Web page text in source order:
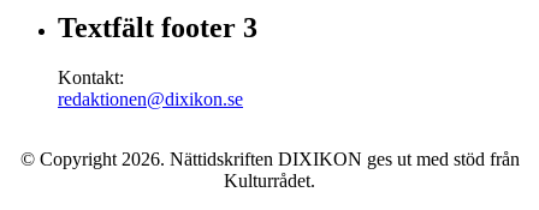
Textfält footer 3
Kontakt:
redaktionen@dixikon.se
© Copyright 2026. Nättidskriften DIXIKON ges ut med stöd från
Kulturrådet.